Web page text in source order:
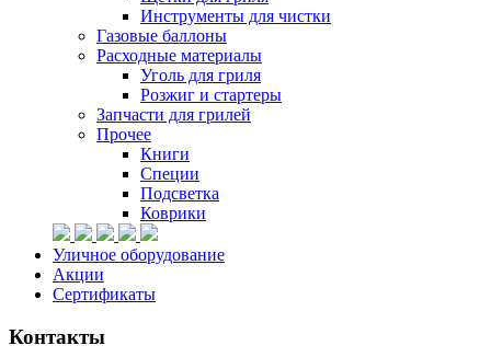
Инструменты для чистки
Газовые баллоны
Расходные материалы
Уголь для гриля
Розжиг и стартеры
Запчасти для грилей
Прочее
Книги
Специи
Подсветка
Коврики
Уличное оборудование
Акции
Сертификаты
Контакты